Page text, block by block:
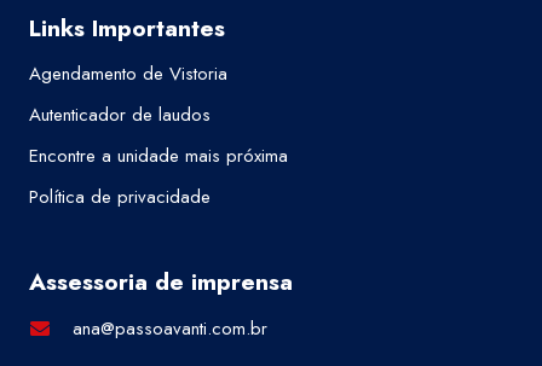
Links Importantes
Agendamento de Vistoria
Autenticador de laudos
Encontre a unidade mais próxima
Política de privacidade
Assessoria de imprensa
ana@passoavanti.com.br